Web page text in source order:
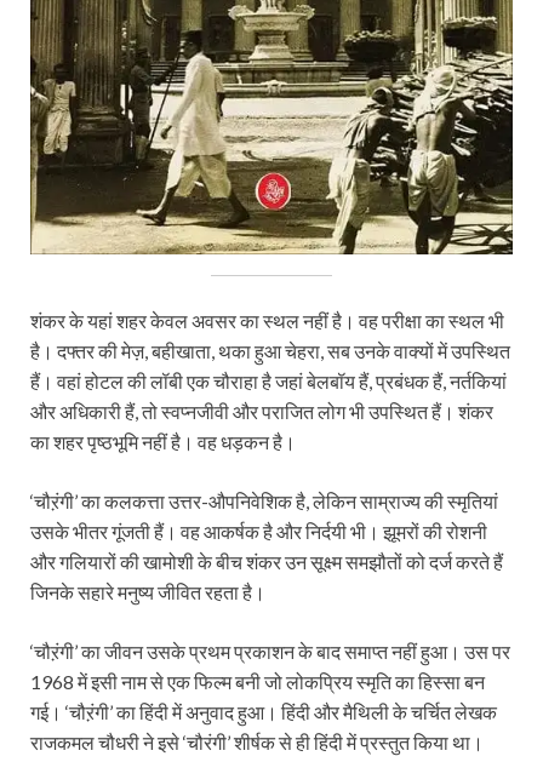
शंकर के यहां शहर केवल अवसर का स्थल नहीं है। वह परीक्षा का स्थल भी
है। दफ्तर की मेज़, बहीखाता, थका हुआ चेहरा, सब उनके वाक्यों में उपस्थित
हैं। वहां होटल की लॉबी एक चौराहा है जहां बेलबॉय हैं, प्रबंधक हैं, नर्तकियां
और अधिकारी हैं, तो स्वप्नजीवी और पराजित लोग भी उपस्थित हैं। शंकर
का शहर पृष्ठभूमि नहीं है। वह धड़कन है।
‘चौऱंगी’ का कलकत्ता उत्तर-औपनिवेशिक है, लेकिन साम्राज्य की स्मृतियां
उसके भीतर गूंजती हैं। वह आकर्षक है और निर्दयी भी। झूमरों की रोशनी
और गलियारों की खामोशी के बीच शंकर उन सूक्ष्म समझौतों को दर्ज करते हैं
जिनके सहारे मनुष्य जीवित रहता है।
‘चौऱंगी’ का जीवन उसके प्रथम प्रकाशन के बाद समाप्त नहीं हुआ। उस पर
1968 में इसी नाम से एक फिल्म बनी जो लोकप्रिय स्मृति का हिस्सा बन
गई। ‘चौऱंगी’ का हिंदी में अनुवाद हुआ। हिंदी और मैथिली के चर्चित लेखक
राजकमल चौधरी ने इसे ‘चौरंगी’ शीर्षक से ही हिंदी में प्रस्तुत किया था।